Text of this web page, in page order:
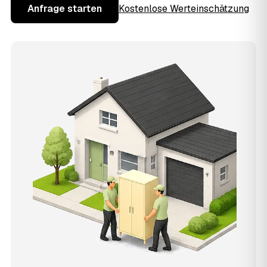
Anfrage starten Kostenlose Werteinschätzung